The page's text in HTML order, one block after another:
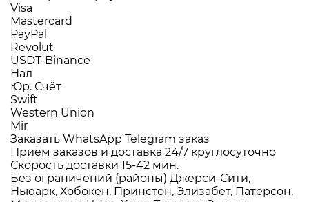
Visa
Mastercard
PayPal
Revolut
USDT-Binance
Нал
Юр. Счёт
Swift
Western Union
Mir
Заказать WhatsApp Telegram заказ
Приём заказов и доставка 24/7 круглосуточно
Скорость доставки 15-42 мин.
Без ограничений (районы) Джерси-Сити,
Ньюарк, Хобокен, Принстон, Элизабет, Патерсон,